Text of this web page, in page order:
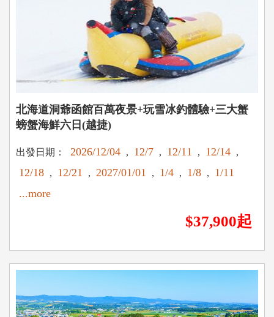
北海道洞爺函館百萬夜景+玩雪冰釣體驗+三大蟹
螃蟹海鮮六日(越捷)
出發日期： 2026/12/04 , 12/7 , 12/11 , 12/14 ,
12/18 , 12/21 , 2027/01/01 , 1/4 , 1/8 ,
1/11
...more
$37,900起